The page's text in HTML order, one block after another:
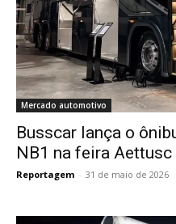
Mercado automotivo
Busscar lança o
NB1 na feira
Reportagem - 31 de maio de 2026